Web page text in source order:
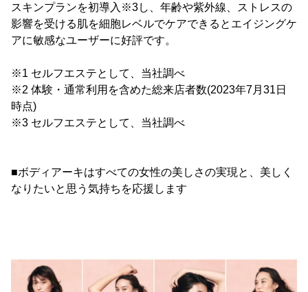
スキンプランを初導入※3し、年齢や紫外線、ストレスの
影響を受ける肌を細胞レベルでケアできるとエイジングケ
アに敏感なユーザーに好評です。
※1 セルフエステとして、当社調べ
※2 体験・通常利用を含めた総来店者数(2023年7月31日
時点)
※3 セルフエステとして、当社調べ
■ボディアーキはすべての女性の美しさの実現と、美しく
なりたいと思う気持ちを応援します